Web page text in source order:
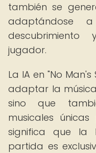
también se
adaptándose
jugador.
La IA en "No
adaptar la
sino que
musicales
significa que la
partida es